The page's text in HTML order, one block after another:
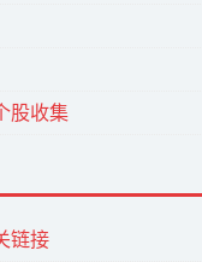
股收集
链接